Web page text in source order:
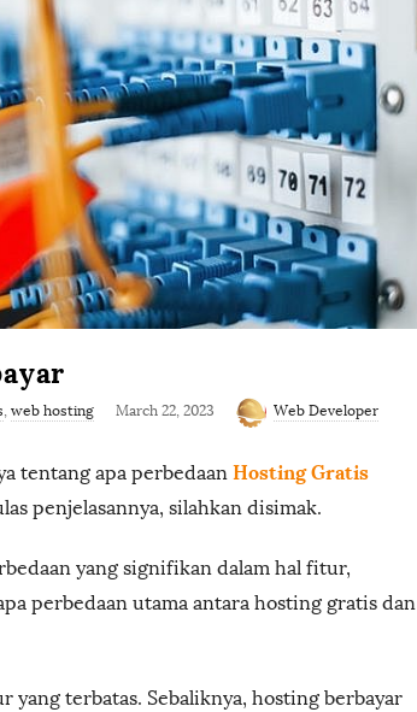
, web hosting March 22, 2023 Web Developer
tentang apa perbedaan Hosting Gratis
penjelasannya, silahkan disimak.
yang signifikan dalam hal fitur,
perbedaan utama antara hosting gratis dan
terbatas. Sebaliknya, hosting berbayar